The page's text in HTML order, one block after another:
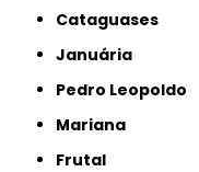
Cataguases
Januária
Pedro Leopoldo
Mariana
Frutal